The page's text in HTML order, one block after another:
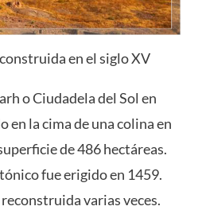
en el siglo XV
o Ciudadela del Sol en
en la cima de una colina en
de 486 hectáreas.
fue erigido en 1459.
varias veces.